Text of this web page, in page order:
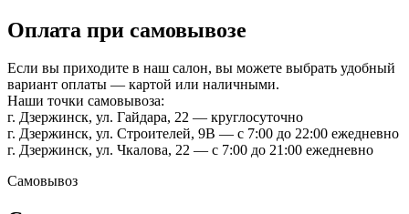
Оплата при самовывозе
Если вы приходите в наш салон, вы можете выбрать удобный
вариант оплаты — картой или наличными.
Наши точки самовывоза:
г. Дзержинск, ул. Гайдара, 22 — круглосуточно
г. Дзержинск, ул. Строителей, 9В — с 7:00 до 22:00 ежедневно
г. Дзержинск, ул. Чкалова, 22 — с 7:00 до 21:00 ежедневно
Самовывоз